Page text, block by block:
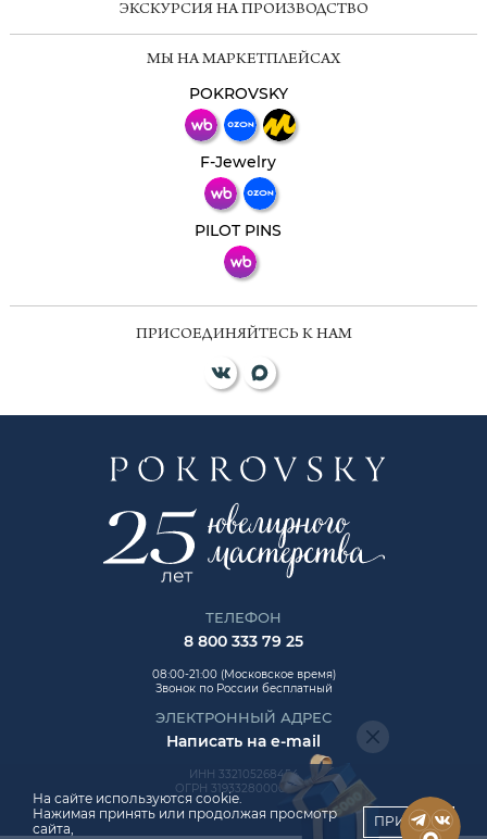
ЭКСКУРСИЯ НА ПРОИЗВОДСТВО
МЫ НА МАРКЕТПЛЕЙСАХ
POKROVSKY
F-Jewelry
PILOT PINS
ПРИСОЕДИНЯЙТЕСЬ К НАМ
ТЕЛЕФОН
8 800 333 79 25
08:00-21:00 (Московское время)
Звонок по России бесплатный
ЭЛЕКТРОННЫЙ АДРЕС
Написать на e-mail
ИНН 332105268454
ОГРН 319332800006992
На сайте используются cookie.
Нажимая принять или продолжая просмотр
сайта,
ПРИНЯТЬ